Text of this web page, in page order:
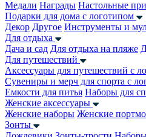
Медали Награды Настольные
Подарки для дома с логотипом
Декор Другое Инструменты и
Для отдыха
Дача и сад Для отдыха на пляже
Для путешествий
Аксессуары для путешествий с
Сувениры и мерч для спорта с
Емкости для питья Наборы для
Женские аксессуары
Женские наборы Женские
Зонты